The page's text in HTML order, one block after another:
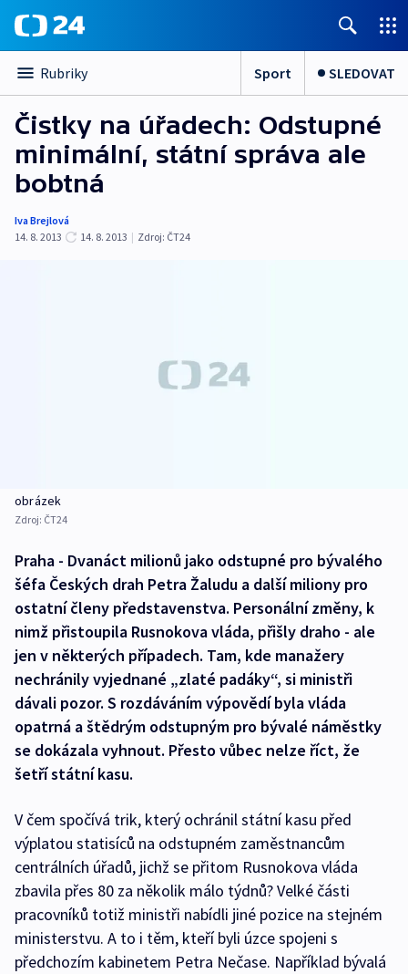
Rubriky Sport SLEDOVAT
Čistky na úřadech: Odstupné
minimální, státní správa ale
bobtná
Iva Brejlová
14. 8. 2013
14. 8. 2013 | Zdroj: ČT24
obrázek
Zdroj: ČT24
Praha - Dvanáct milionů jako odstupné pro bývalého
šéfa Českých drah Petra Žaludu a další miliony pro
ostatní členy představenstva. Personální změny, k
nimž přistoupila Rusnokova vláda, přišly draho - ale
jen v některých případech. Tam, kde manažery
nechránily vyjednané „zlaté padáky“, si ministři
dávali pozor. S rozdáváním výpovědí byla vláda
opatrná a štědrým odstupným pro bývalé náměstky
se dokázala vyhnout. Přesto vůbec nelze říct, že
šetří státní kasu.
V čem spočívá trik, který ochránil státní kasu před
výplatou statisíců na odstupném zaměstnancům
centrálních úřadů, jichž se přitom Rusnokova vláda
zbavila přes 80 za několik málo týdnů? Velké části
pracovníků totiž ministři nabídli jiné pozice na stejném
ministerstvu. A to i těm, kteří byli úzce spojeni s
předchozím kabinetem Petra Nečase. Například bývalá